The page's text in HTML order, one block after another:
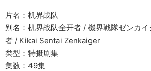
片名：机界战队
别名：机界战队全开者 / 機界戦隊ゼンカ
者 / Kikai Sentai Zenkaiger
类型：特摄剧集
集数：49集